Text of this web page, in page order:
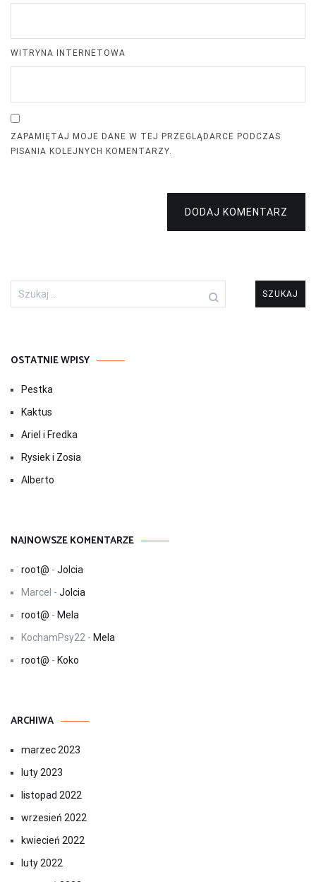
WITRYNA INTERNETOWA
ZAPAMIĘTAJ MOJE DANE W TEJ PRZEGLĄDARCE PODCZAS
PISANIA KOLEJNYCH KOMENTARZY.
DODAJ KOMENTARZ
Szukaj:
OSTATNIE WPISY
Pestka
Kaktus
Ariel i Fredka
Rysiek i Zosia
Alberto
NAJNOWSZE KOMENTARZE
root@ - Jolcia
Marcel - Jolcia
root@ - Mela
KochamPsy22 - Mela
root@ - Koko
ARCHIWA
marzec 2023
luty 2023
listopad 2022
wrzesień 2022
kwiecień 2022
luty 2022